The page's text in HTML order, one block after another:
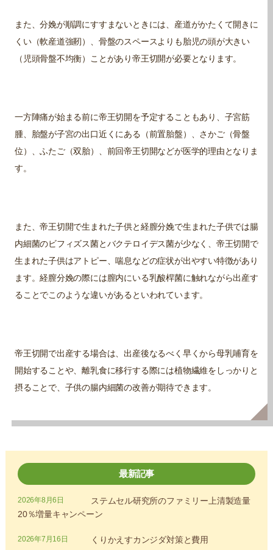
また、分娩が順調にすすまないときには、産道がかたくて開きに
くい（軟産道強靭）、骨盤のスペースよりも胎児の頭が大きい
（児頭骨盤不均衡）ことがあり帝王切開が必要となります。
一方陣痛が始まる前に帝王切開を予定することもあり、子宮筋
腫、胎盤が子宮の出口近くにある（前置胎盤）、さかご（骨盤
位）、ふたご（双胎）、前回帝王切開などが医学的理由となりま
す。
また、帝王切開で生まれた子供と経膣分娩で生まれた子供では腸
内細菌のビフィズス菌とバクテロイデス菌が少なく、帝王切開で
生まれた子供はアトピー、喘息などの症状が出やすい特徴があり
ます。経膣分娩の際には膣内にいる乳酸桿菌に触れながら出産す
ることでこのような違いがあるといわれています。
帝王切開で出産する場合は、出産後なるべく早くから母乳哺育を
開始することや、離乳食に移行する際には植物繊維をしっかりと
摂ることで、子供の腸内細菌の改善が期待できます。
最新記事
ステムセル研究所のファミリー上清製造量
20％増量キャンペーン
2026年8月6日
くりかえすカンジダ対策と費用
2026年7月16日